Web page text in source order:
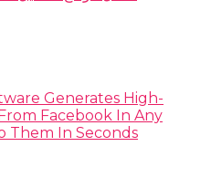
Generates High-
Facebook In Any
Them In Seconds